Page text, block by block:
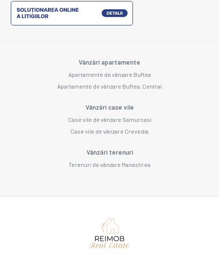
Vânzări apartamente
Apartamente de vânzare Buftea
Apartamente de vânzare Buftea, Central
Vânzări case vile
Case vile de vânzare Samurcasi
Case vile de vânzare Crevedia
Vânzări terenuri
Terenuri de vânzare Manastirea